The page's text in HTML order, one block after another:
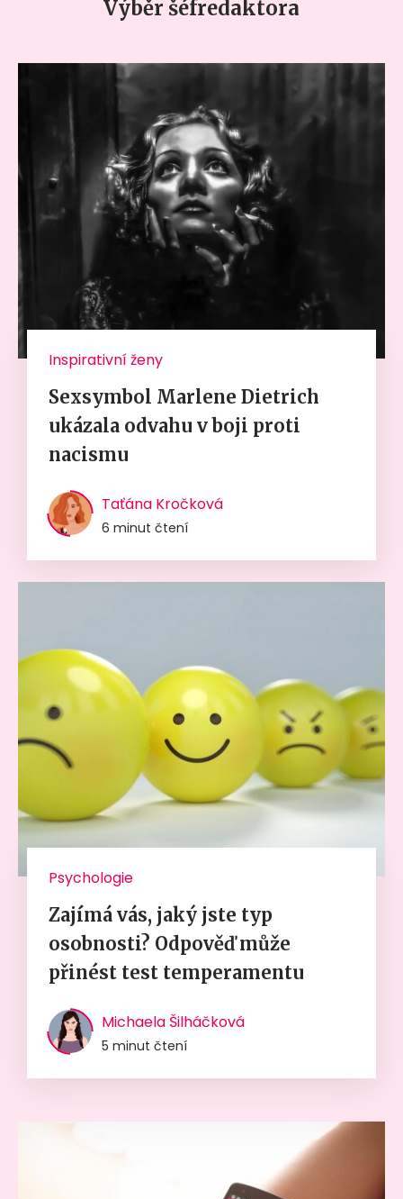
Výběr šéfredaktora
Inspirativní ženy
Sexsymbol Marlene Dietrich
ukázala odvahu v boji proti
nacismu
Taťána Kročková
6 minut čtení
Psychologie
Zajímá vás, jaký jste typ
osobnosti? Odpověď může
přinést test temperamentu
Michaela Šilháčková
5 minut čtení